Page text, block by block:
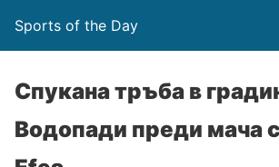
Sports of the Day
Спукана тръба в
Водопади преди мача